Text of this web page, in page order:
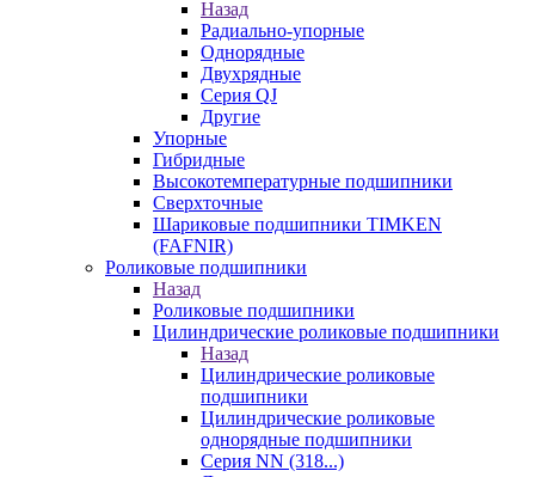
Назад
Радиально-упорные
Однорядные
Двухрядные
Серия QJ
Другие
Упорные
Гибридные
Высокотемпературные подшипники
Сверхточные
Шариковые подшипники TIMKEN
(FAFNIR)
Роликовые подшипники
Назад
Роликовые подшипники
Цилиндрические роликовые подшипники
Назад
Цилиндрические роликовые
подшипники
Цилиндрические роликовые
однорядные подшипники
Серия NN (318...)